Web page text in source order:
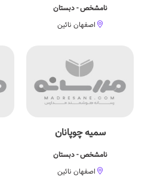
نامشخص - دبستان
اصفهان نائین
سمیه چوپانان
نامشخص - دبستان
اصفهان نائین